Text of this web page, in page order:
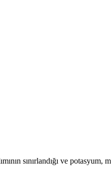
sınırlandığı ve